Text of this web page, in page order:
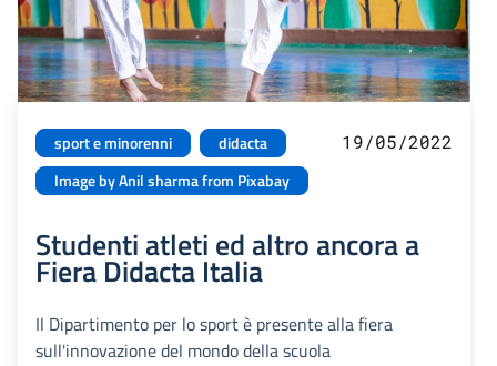
sport e minorenni
didacta
Image by Anil sharma from Pixabay
19/05/2022
Studenti atleti ed altro ancora a
Fiera Didacta Italia
Il Dipartimento per lo sport è presente alla fiera
sull'innovazione del mondo della scuola